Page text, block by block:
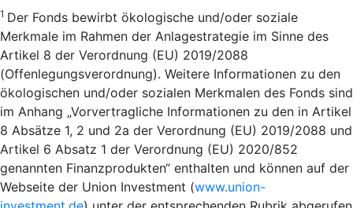
1 Der Fonds bewirbt ökologische und/oder soziale
Merkmale im Rahmen der Anlagestrategie im Sinne des
Artikel 8 der Verordnung (EU) 2019/2088
(Offenlegungsverordnung). Weitere Informationen zu den
ökologischen und/oder sozialen Merkmalen des Fonds sind
im Anhang „Vorvertragliche Informationen zu den in Artikel
8 Absätze 1, 2 und 2a der Verordnung (EU) 2019/2088 und
Artikel 6 Absatz 1 der Verordnung (EU) 2020/852
genannten Finanzprodukten“ enthalten und können auf der
Webseite der Union Investment (www.union-